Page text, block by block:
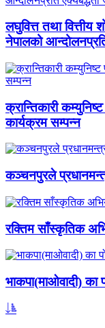
लघुवित्त तथा
नेपालको
क्रान्तिकारी
कार्यक्रम सम्पन्न
कञ्चनपुरले
रक्तिम साँस्कृतिक
भाकपा(माओवादी) का